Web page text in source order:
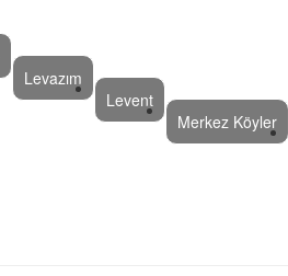
Levazım
Levent
Merkez Köyler